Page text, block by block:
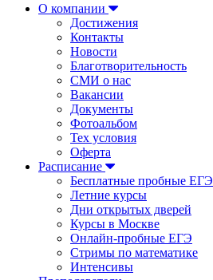
О компании
Достижения
Контакты
Новости
Благотворительность
СМИ о нас
Вакансии
Документы
Фотоальбом
Тех условия
Оферта
Расписание
Бесплатные пробные ЕГЭ
Летние курсы
Дни открытых дверей
Курсы в Москве
Онлайн-пробные ЕГЭ
Стримы по математике
Интенсивы